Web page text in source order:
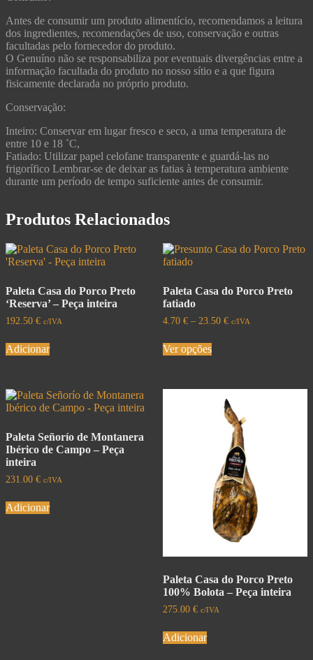
Antes de consumir um produto alimentício, recomendamos a leitura
dos ingredientes, recomendações de uso, conservação e outras
facultadas pelo fornecedor do produto.
O Genuíno não se responsabiliza por eventuais divergências entre a
informação facultada do produto no nosso sítio e a que figura
fisicamente declarada no próprio produto.
Conservação:
Inteiro: Conservar em lugar fresco e seco, a uma temperatura de
entre 10 e 18 ˚C,
Fatiado: Utilizar papel celofane transparente e guardá-las no
frigorífico Lembrar-se de deixar as fatias à temperatura ambiente
durante um período de tempo suficiente antes de consumir.
Produtos Relacionados
Paleta Casa do Porco Preto
‘Reserva’ – Peça inteira
192.50 € c/IVA
Adicionar
Paleta Casa do Porco Preto
fatiado
4.70 € – 23.50 € c/IVA
Ver opções
Paleta Señorío de Montanera
Ibérico de Campo – Peça
inteira
231.00 € c/IVA
Adicionar
Paleta Casa do Porco Preto
100% Bolota – Peça inteira
275.00 € c/IVA
Adicionar